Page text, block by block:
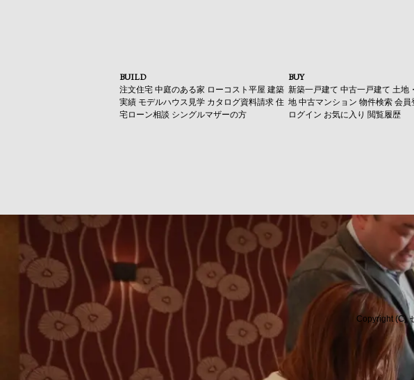
BUILD
注文住宅 中庭のある家 ローコスト平屋 建築
実績 モデルハウス見学 カタログ資料請求 住
宅ローン相談 シングルマザーの方
BUY
新築一戸建て 中古一戸建て 土地
地 中古マンション 物件検索 会員
ログイン お気に入り 閲覧履歴
Copyright (C)